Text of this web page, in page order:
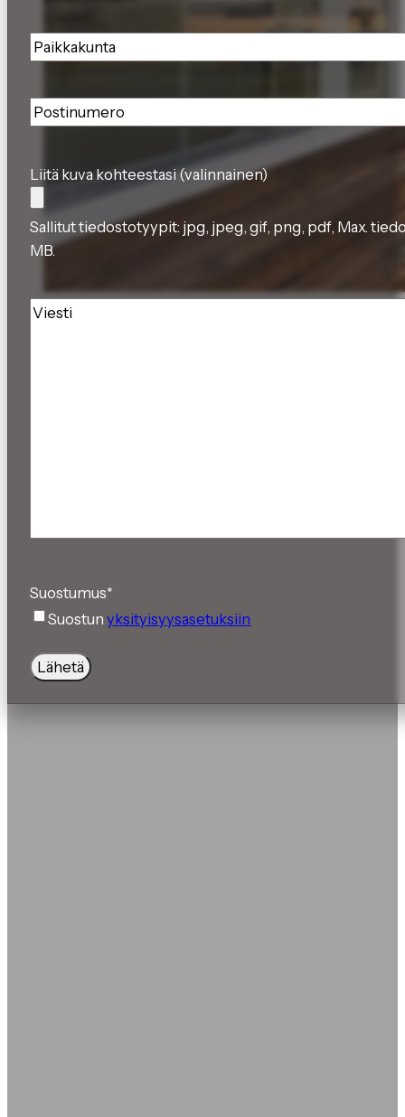
Paikkakunta*
Postinumero*
Liitä kuva kohteestasi (valinnainen)
Sallitut tiedostotyypit: jpg, jpeg, gif, png, pdf, Max.
MB.
Viesti
Suostumus*
Suostunyksityisyysasetuksiin